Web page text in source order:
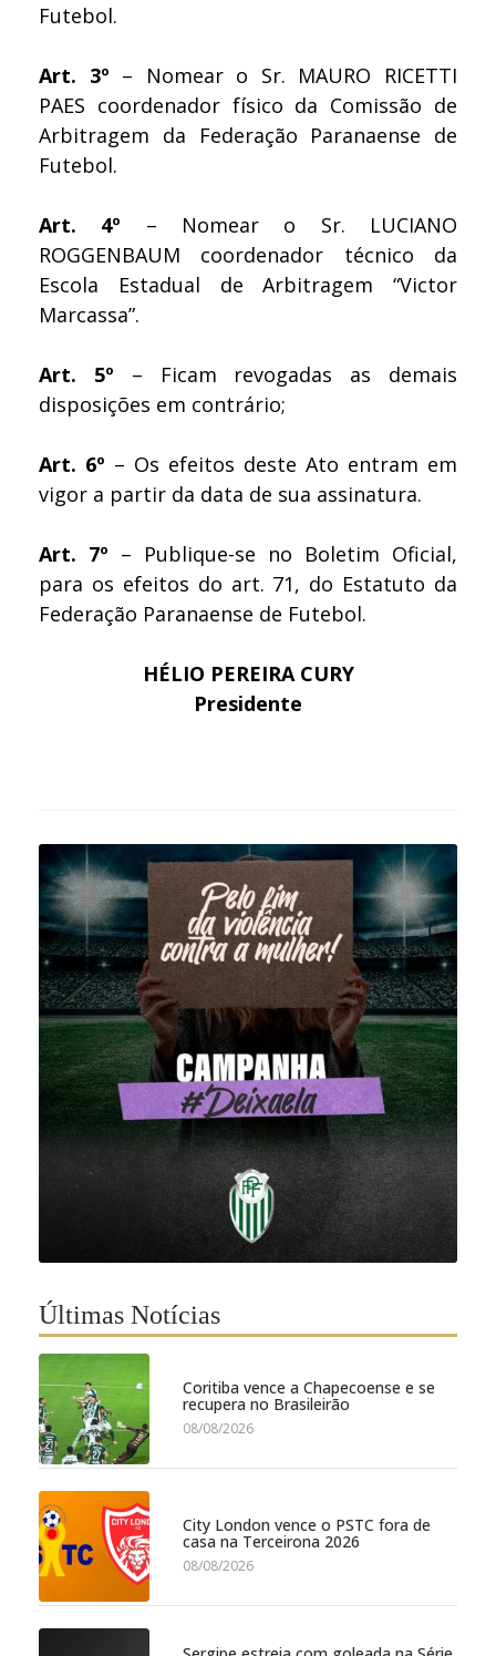
Futebol.
Art. 3º – Nomear o Sr. MAURO RICETTI
PAES coordenador físico da Comissão de
Arbitragem da Federação Paranaense de
Futebol.
Art. 4º – Nomear o Sr. LUCIANO
ROGGENBAUM coordenador técnico da
Escola Estadual de Arbitragem “Victor
Marcassa”.
Art. 5º – Ficam revogadas as demais
disposições em contrário;
Art. 6º – Os efeitos deste Ato entram em
vigor a partir da data de sua assinatura.
Art. 7º – Publique-se no Boletim Oficial,
para os efeitos do art. 71, do Estatuto da
Federação Paranaense de Futebol.
HÉLIO PEREIRA CURY
Presidente
Últimas Notícias
Coritiba vence a Chapecoense e se
recupera no Brasileirão
08/08/2026
City London vence o PSTC fora de
casa na Terceirona 2026
08/08/2026